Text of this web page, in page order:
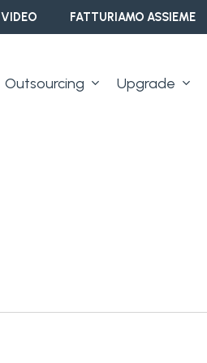
VIDEO FATTURIAMO ASSIEME
Outsourcing Upgrade